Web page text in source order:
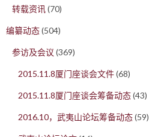
转载资讯(70)
编纂动态(504)
参访及会议 (369)
2015.11.8厦门座谈会文件(68)
2015.11.8厦门座谈会筹备动态(43)
2016.10，武夷山论坛筹备动态(59)